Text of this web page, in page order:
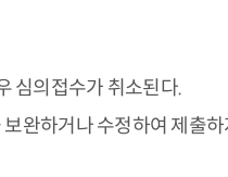
심의접수가 취소된다.
완하거나 수정하여 제출